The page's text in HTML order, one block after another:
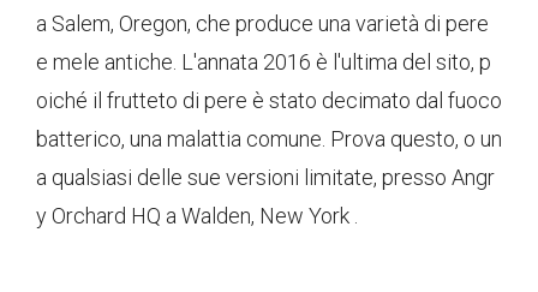
a Salem, Oregon, che produce una varietà di pere
e mele antiche. L'annata 2016 è l'ultima del sito, p
oiché il frutteto di pere è stato decimato dal fuoco
batterico, una malattia comune. Prova questo, o un
a qualsiasi delle sue versioni limitate, presso Angr
y Orchard HQ a Walden, New York .